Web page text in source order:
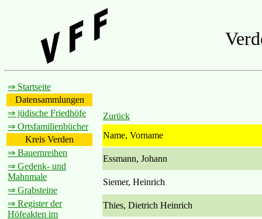
⇒ Startseite
Datensammlungen
⇒ jüdische Friedhöfe
⇒ Ortsfamilienbücher
Kreis Verden
⇒ Bauernreihen
⇒ Gedenk- und
Mahnmale
⇒ Grabsteine
⇒ Register der
Höfeakten im
Zurück
Name, Vorname
Essmann, Johann
Siemer, Heinrich
Thies, Dietrich Heinrich